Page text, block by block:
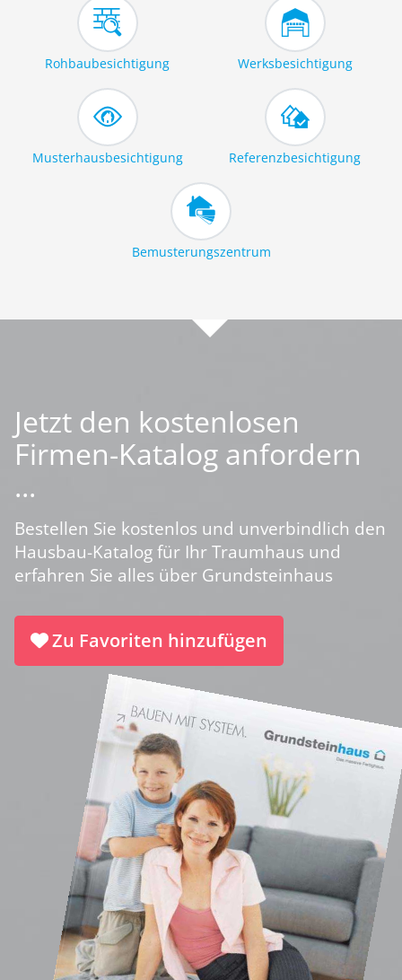
Rohbaubesichtigung Werksbesichtigung
Musterhausbesichtigung Referenzbesichtigung
Bemusterungszentrum
Jetzt den kostenlosen
Firmen-Katalog anfordern
...
Bestellen Sie kostenlos und unverbindlich den
Hausbau-Katalog für Ihr Traumhaus und
erfahren Sie alles über Grundsteinhaus
Zu Favoriten hinzufügen